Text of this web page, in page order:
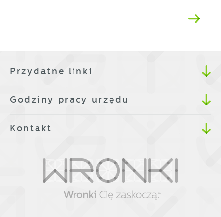
Przydatne linki
Godziny pracy urzędu
Kontakt